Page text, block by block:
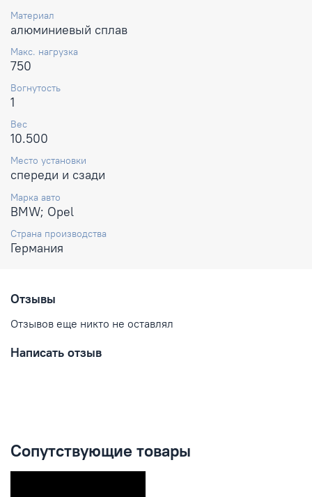
Материал
алюминиевый сплав
Макс. нагрузка
750
Вогнутость
1
Вес
10.500
Место установки
спереди и сзади
Марка авто
BMW; Opel
Страна производства
Германия
Отзывы
Отзывов еще никто не оставлял
Написать отзыв
Сопутствующие товары